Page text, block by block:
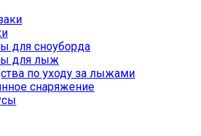
для сноуборда
для лыж
по уходу за лыжами
снаряжение